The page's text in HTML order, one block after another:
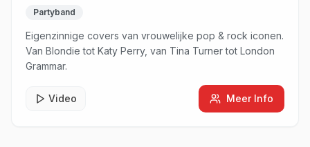
Partyband
Eigenzinnige covers van vrouwelijke pop & rock iconen.
Van Blondie tot Katy Perry, van Tina Turner tot London
Grammar.
Video Meer Info